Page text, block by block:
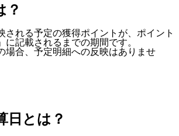
？
される予定の獲得ポイントが、ポイント
」に記載されるまでの期間です。
場合、予定明細への反映はありませ
日とは？